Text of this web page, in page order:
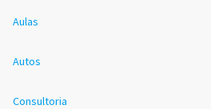
Aulas
Autos
Consultoria